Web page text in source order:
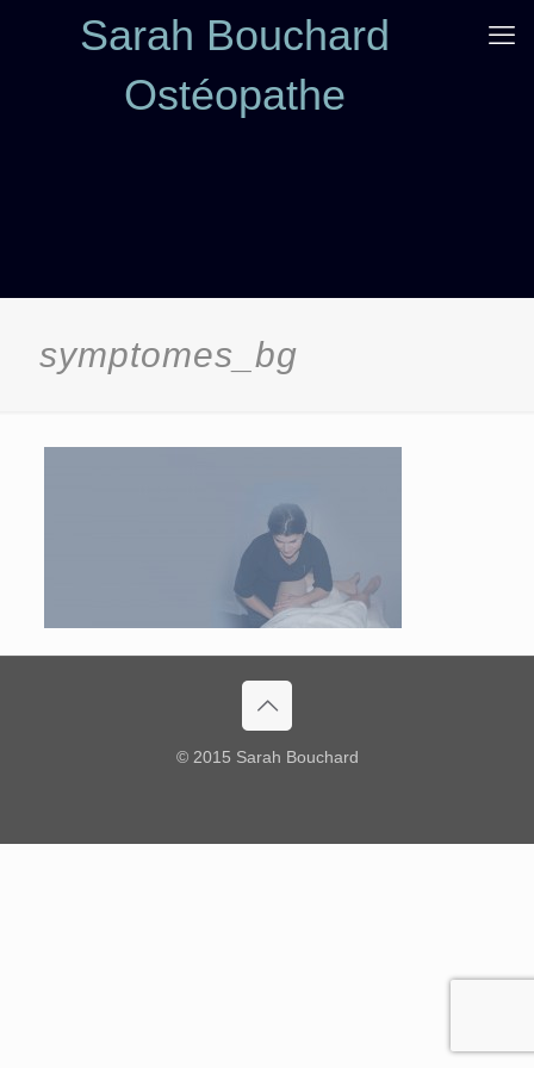
Sarah Bouchard
Ostéopathe
symptomes_bg
© 2015 Sarah Bouchard